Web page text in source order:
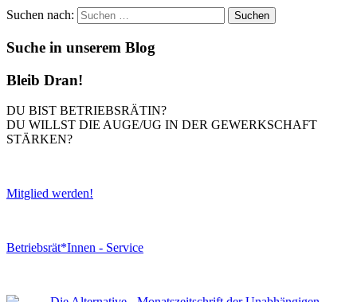
Suchen nach:
Suche in unserem Blog
Bleib Dran!
DU BIST BETRIEBSRÄTIN?
DU WILLST DIE AUGE/UG IN DER GEWERKSCHAFT
STÄRKEN?
Mitglied werden!
Betriebsrät*Innen - Service